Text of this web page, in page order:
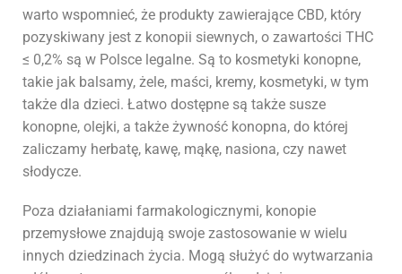
warto wspomnieć, że produkty zawierające CBD, który
pozyskiwany jest z konopii siewnych, o zawartości THC
≤ 0,2% są w Polsce legalne. Są to kosmetyki konopne,
takie jak balsamy, żele, maści, kremy, kosmetyki, w tym
także dla dzieci. Łatwo dostępne są także susze
konopne, olejki, a także żywność konopna, do której
zaliczamy herbatę, kawę, mąkę, nasiona, czy nawet
słodycze.
Poza działaniami farmakologicznymi, konopie
przemysłowe znajdują swoje zastosowanie w wielu
innych dziedzinach życia. Mogą służyć do wytwarzania